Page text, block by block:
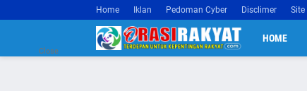
Close
Home Iklan Pedoman Cyber Disclimer Site
HOME